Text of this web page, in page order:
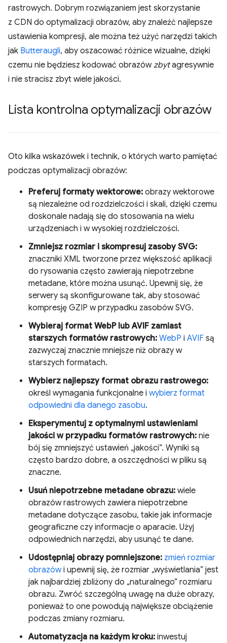
rastrowych. Dobrym rozwiązaniem jest skorzystanie
z CDN do optymalizacji obrazów, aby znaleźć najlepsze
ustawienia kompresji, ale można też użyć narzędzi takich
jak Butteraugli, aby oszacować różnice wizualne, dzięki
czemu nie będziesz kodować obrazówzbytagresywnie
i nie stracisz zbyt wiele jakości.
Lista kontrolna optymalizacji obrazów
Oto kilka wskazówek i technik, o których warto pamiętać
podczas optymalizacji obrazów:
Preferuj formaty wektorowe: obrazy wektorowe
są niezależne od rozdzielczości i skali, dzięki czemu
doskonale nadają się do stosowania na wielu
urządzeniach i w wysokiej rozdzielczości.
Zmniejsz rozmiar i skompresuj zasoby SVG:
znaczniki XML tworzone przez większość aplikacji
do rysowania często zawierają niepotrzebne
metadane, które można usunąć. Upewnij się, że
serwery są skonfigurowane tak, aby stosować
kompresję GZIP w przypadku zasobów SVG.
Wybieraj format WebP lub AVIF zamiast
starszych formatów rastrowych: WebP i AVIF są
zazwyczaj znacznie mniejsze niż obrazy w
starszych formatach.
Wybierz najlepszy format obrazu rastrowego:
określ wymagania funkcjonalne i wybierz format
odpowiedni dla danego zasobu.
Eksperymentuj z optymalnymi ustawieniami
jakości w przypadku formatów rastrowych: nie
bój się zmniejszyć ustawień „jakości”. Wyniki są
często bardzo dobre, a oszczędności w pliku są
znaczne.
Usuń niepotrzebne metadane obrazu: wiele
obrazów rastrowych zawiera niepotrzebne
metadane dotyczące zasobu, takie jak informacje
geograficzne czy informacje o aparacie. Użyj
odpowiednich narzędzi, aby usunąć te dane.
Udostępniaj obrazy pomniejszone: zmień rozmiar
obrazówi upewnij się, że rozmiar „wyświetlania” jest
jak najbardziej zbliżony do „naturalnego” rozmiaru
obrazu. Zwróć szczególną uwagę na duże obrazy,
ponieważ to one powodują największe obciążenie
podczas zmiany rozmiaru.
Automatyzacja na każdym kroku: inwestuj